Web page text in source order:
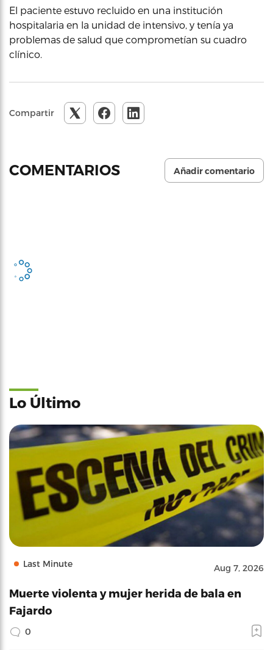
El paciente estuvo recluido en una institución
hospitalaria en la unidad de intensivo, y tenía ya
problemas de salud que comprometían su cuadro
clínico.
Compartir
COMENTARIOS Añadir comentario
Lo Último
Last Minute Aug 7, 2026
Muerte violenta y mujer herida de bala en
Fajardo
0